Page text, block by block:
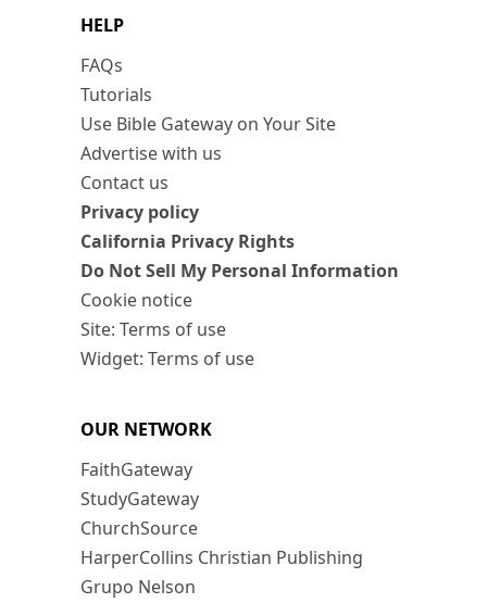
HELP
FAQs
Tutorials
Use Bible Gateway on Your Site
Advertise with us
Contact us
Privacy policy
California Privacy Rights
Do Not Sell My Personal Information
Cookie notice
Site: Terms of use
Widget: Terms of use
OUR NETWORK
FaithGateway
StudyGateway
ChurchSource
HarperCollins Christian Publishing
Grupo Nelson